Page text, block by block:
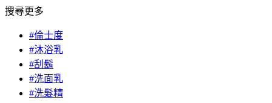
搜尋更多
#倫士度
#沐浴乳
#刮鬍
#洗面乳
#洗髮精